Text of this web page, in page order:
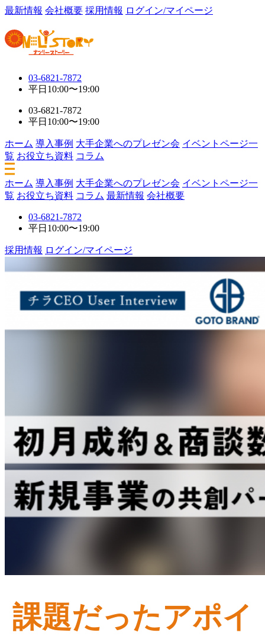
最新情報 会社概要 採用情報 ログイン/マイページ
03-6821-7872
平日 10:00〜19:00
03-6821-7872
平日 10:00〜19:00
ホーム 導入事例 大手企業へのプレゼン会 イベントページ一
覧 お役立ち資料 コラム
ホーム 導入事例 大手企業へのプレゼン会 イベントページ一
覧 お役立ち資料 コラム 最新情報 会社概要
03-6821-7872
平日 10:00〜19:00
採用情報 ログイン/マイページ
課題だったアポイ